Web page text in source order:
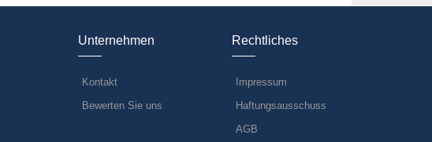
Unternehmen
Kontakt
Bewerten Sie uns
Rechtliches
Impressum
Haftungsausschuss
AGB